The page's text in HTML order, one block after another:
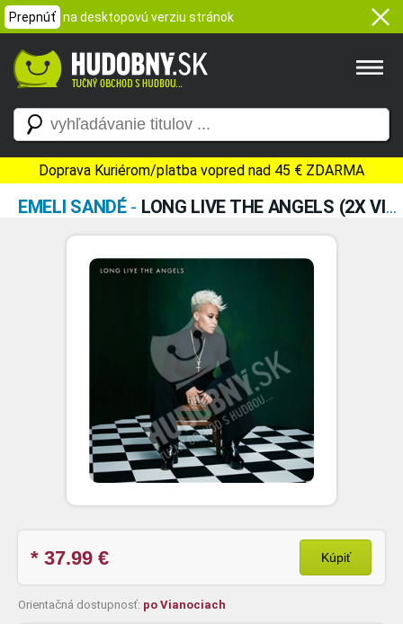
Prepnúť na desktopovú verziu stránok
Doprava Kuriérom/platba vopred nad 45 € ZDARMA
EMELI SANDÉ- LONG LIVE THE ANGELS (2X VINYL SPECIAL EDITION)
* 37.99 € Kúpiť
Orientačná dostupnosť: po Vianociach